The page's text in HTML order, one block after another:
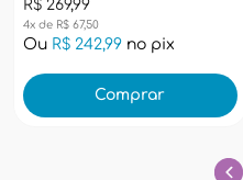
R$ 269,99
4x de R$ 67,50
Ou R$ 242,99 no pix
Comprar